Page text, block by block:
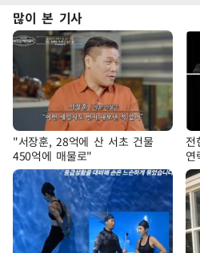
많이 본 기사
"서장훈, 28억에 산 서초 건물
450억에 매물로"
전
연